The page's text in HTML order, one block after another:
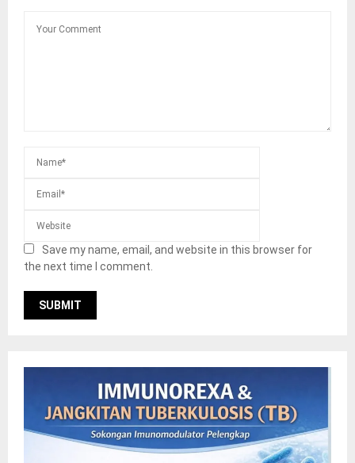
Save my name, email, and website in this browser for
the next time I comment.